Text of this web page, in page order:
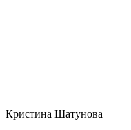
Кристина Шатунова